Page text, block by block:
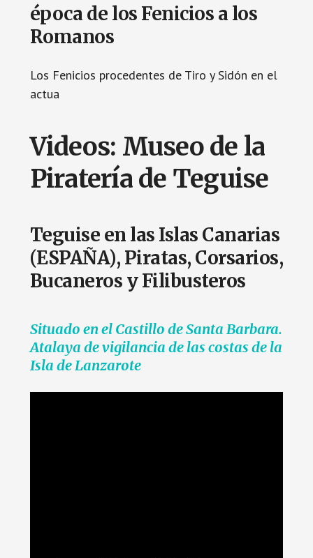
época de los Fenicios a los
Romanos
Los Fenicios procedentes de Tiro y Sidón en el
actua
Videos: Museo de la
Piratería de Teguise
Teguise en las Islas Canarias
(ESPAÑA), Piratas, Corsarios,
Bucaneros y Filibusteros
Situado en el Castillo de Santa Barbara.
Atalaya de vigilancia de las costas de la
Isla de Lanzarote